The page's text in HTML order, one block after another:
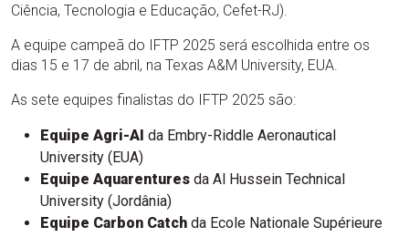
Ciência, Tecnologia e Educação, Cefet-RJ).
A equipe campeã do IFTP 2025 será escolhida entre os
dias 15 e 17 de abril, na Texas A&M University, EUA.
As sete equipes finalistas do IFTP 2025 são:
Equipe Agri-AI da Embry-Riddle Aeronautical
University (EUA)
Equipe Aquarentures da Al Hussein Technical
University (Jordânia)
Equipe Carbon Catch da Ecole Nationale Supérieure